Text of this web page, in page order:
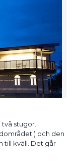
stugor.
) och den
till kväll. Det går